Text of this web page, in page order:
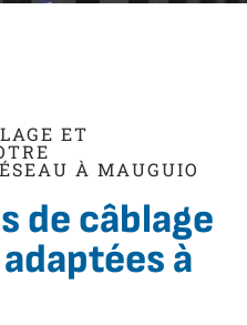
ET
À MAUGUIO
de câblage
à